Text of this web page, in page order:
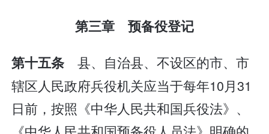
第三章 预备役登记
第十五条县、自治县、不设区的市、市
辖区人民政府兵役机关应当于每年10月31
日前，按照《中华人民共和国兵役法》、